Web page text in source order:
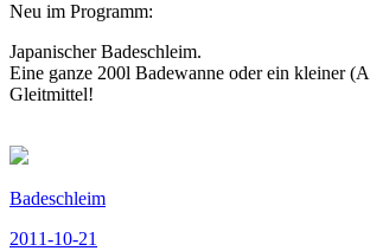
Neu im Programm:
Japanischer Badeschleim.
Eine ganze 200l Badewanne oder ein kleiner
Gleitmittel!
Badeschleim
Veröffentlicht
2011-10-21